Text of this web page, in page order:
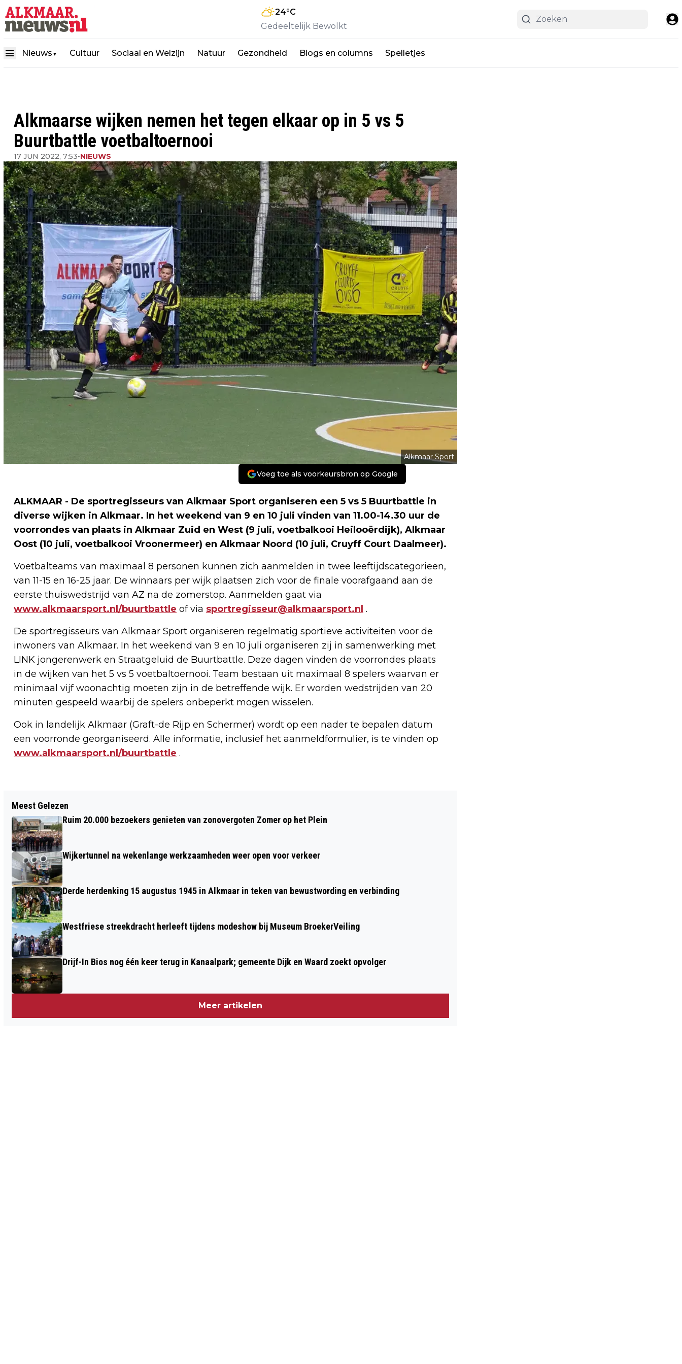
24°C
Gedeeltelijk Bewolkt
Nieuws ▼ Cultuur Sociaal en Welzijn Natuur Gezondheid Blogs en columns Spelletjes
Alkmaarse wijken nemen het tegen elkaar op in 5 vs 5
Buurtbattle voetbaltoernooi
17 JUN 2022, 7:53•NIEUWS
Alkmaar Sport
Voeg toe als voorkeursbron op Google
ALKMAAR - De sportregisseurs van Alkmaar Sport organiseren een 5 vs 5 Buurtbattle in
diverse wijken in Alkmaar. In het weekend van 9 en 10 juli vinden van 11.00-14.30 uur de
voorrondes van plaats in Alkmaar Zuid en West (9 juli, voetbalkooi Heilooërdijk), Alkmaar
Oost (10 juli, voetbalkooi Vroonermeer) en Alkmaar Noord (10 juli, Cruyff Court Daalmeer).
Voetbalteams van maximaal 8 personen kunnen zich aanmelden in twee leeftijdscategorieën,
van 11-15 en 16-25 jaar. De winnaars per wijk plaatsen zich voor de finale voorafgaand aan de
eerste thuiswedstrijd van AZ na de zomerstop. Aanmelden gaat via
www.alkmaarsport.nl/buurtbattle of via sportregisseur@alkmaarsport.nl .
De sportregisseurs van Alkmaar Sport organiseren regelmatig sportieve activiteiten voor de
inwoners van Alkmaar. In het weekend van 9 en 10 juli organiseren zij in samenwerking met
LINK jongerenwerk en Straatgeluid de Buurtbattle. Deze dagen vinden de voorrondes plaats
in de wijken van het 5 vs 5 voetbaltoernooi. Team bestaan uit maximaal 8 spelers waarvan er
minimaal vijf woonachtig moeten zijn in de betreffende wijk. Er worden wedstrijden van 20
minuten gespeeld waarbij de spelers onbeperkt mogen wisselen.
Ook in landelijk Alkmaar (Graft-de Rijp en Schermer) wordt op een nader te bepalen datum
een voorronde georganiseerd. Alle informatie, inclusief het aanmeldformulier, is te vinden op
www.alkmaarsport.nl/buurtbattle .
MIDZOMERNACHT OP HET WATER IN
EILANDSPOLDER
ALKMAARSE DAMMER VITALIJ DUMEŠA
Meest Gelezen
Ruim 20.000 bezoekers genieten van zonovergoten Zomer op het Plein
Wijkertunnel na wekenlange werkzaamheden weer open voor verkeer
Derde herdenking 15 augustus 1945 in Alkmaar in teken van bewustwording en verbinding
Westfriese streekdracht herleeft tijdens modeshow bij Museum BroekerVeiling
Drijf-In Bios nog één keer terug in Kanaalpark; gemeente Dijk en Waard zoekt opvolger
Meer artikelen